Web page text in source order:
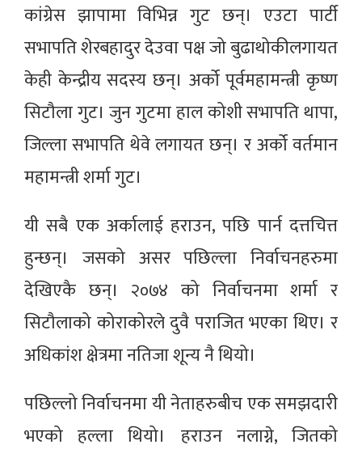
कांग्रेस झापामा विभिन्न गुट छन्। एउटा पार्टी
सभापति शेरबहादुर देउवा पक्ष जो बुढाथोकीलगायत
केही केन्द्रीय सदस्य छन्। अर्को पूर्वमहामन्त्री कृष्ण
सिटौला गुट। जुन गुटमा हाल कोशी सभापति थापा,
जिल्ला सभापति थेवे लगायत छन्। र अर्को वर्तमान
महामन्त्री शर्मा गुट।
यी सबै एक अर्कालाई हराउन, पछि पार्न दत्तचित्त
हुन्छन्। जसको असर पछिल्ला निर्वाचनहरुमा
देखिएकै छन्। २०७४ को निर्वाचनमा शर्मा र
सिटौलाको कोराकोरले दुवै पराजित भएका थिए। र
अधिकांश क्षेत्रमा नतिजा शून्य नै थियो।
पछिल्लो निर्वाचनमा यी नेताहरुबीच एक समझदारी
भएको हल्ला थियो। हराउन नलाग्ने, जितको